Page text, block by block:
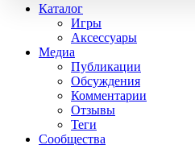
Каталог
Игры
Аксессуары
Медиа
Публикации
Обсуждения
Комментарии
Отзывы
Теги
Сообщества